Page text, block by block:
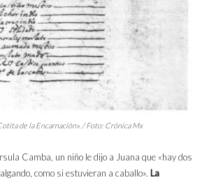
de la Encarnación». / Foto: Crónica Mx
Camba, un niño le dijo a Juana que «hay dos
como si estuvieran a caballo». La